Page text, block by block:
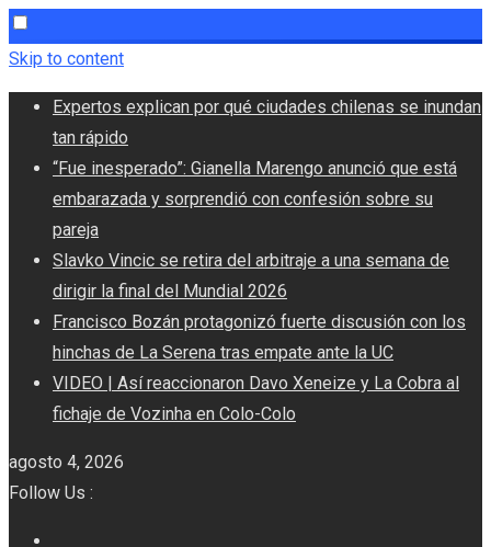
Skip to content
Expertos explican por qué ciudades chilenas se inundan
tan rápido
“Fue inesperado”: Gianella Marengo anunció que está
embarazada y sorprendió con confesión sobre su
pareja
Slavko Vincic se retira del arbitraje a una semana de
dirigir la final del Mundial 2026
Francisco Bozán protagonizó fuerte discusión con los
hinchas de La Serena tras empate ante la UC
VIDEO | Así reaccionaron Davo Xeneize y La Cobra al
fichaje de Vozinha en Colo-Colo
agosto 4, 2026
Follow Us :